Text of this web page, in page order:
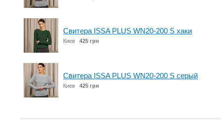
Свитера ISSA PLUS WN20-200 S хаки
Киев 425 грн
Свитера ISSA PLUS WN20-200 S серый
Киев 425 грн